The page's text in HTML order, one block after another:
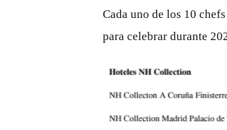
Cada uno de los 10
para celebrar durante